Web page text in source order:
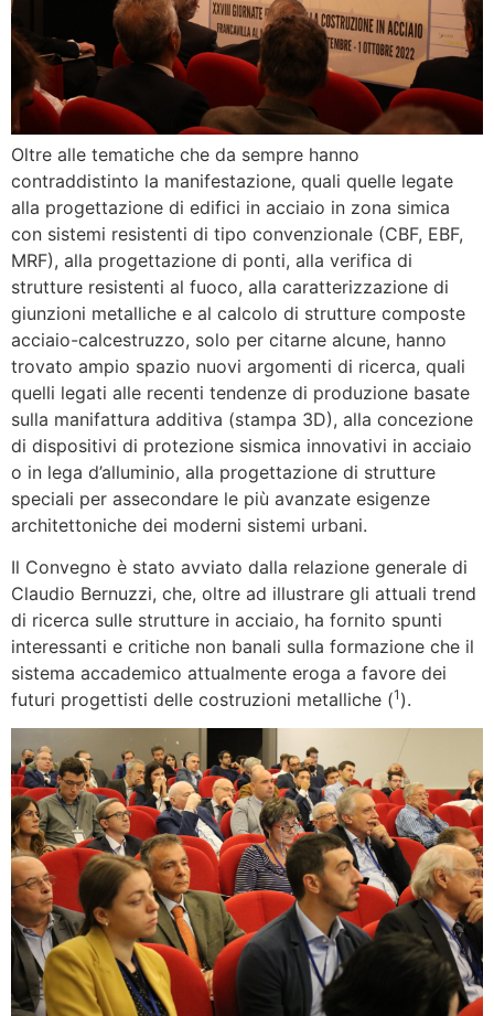
Oltre alle tematiche che da sempre hanno
contraddistinto la manifestazione, quali quelle legate
alla progettazione di edifici in acciaio in zona simica
con sistemi resistenti di tipo convenzionale (CBF, EBF,
MRF), alla progettazione di ponti, alla verifica di
strutture resistenti al fuoco, alla caratterizzazione di
giunzioni metalliche e al calcolo di strutture composte
acciaio-calcestruzzo, solo per citarne alcune, hanno
trovato ampio spazio nuovi argomenti di ricerca, quali
quelli legati alle recenti tendenze di produzione basate
sulla manifattura additiva (stampa 3D), alla concezione
di dispositivi di protezione sismica innovativi in acciaio
o in lega d’alluminio, alla progettazione di strutture
speciali per assecondare le più avanzate esigenze
architettoniche dei moderni sistemi urbani.
Il Convegno è stato avviato dalla relazione generale di
Claudio Bernuzzi, che, oltre ad illustrare gli attuali trend
di ricerca sulle strutture in acciaio, ha fornito spunti
interessanti e critiche non banali sulla formazione che il
sistema accademico attualmente eroga a favore dei
futuri progettisti delle costruzioni metalliche (1 ).